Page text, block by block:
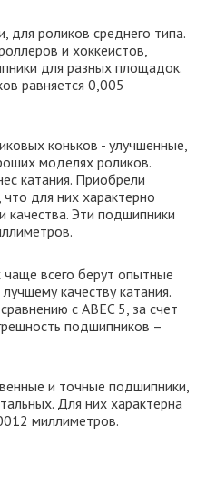
для роликов среднего типа.
и хоккеистов,
для разных площадок.
равняется 0,005
коньков - улучшенные,
моделях роликов.
катания. Приобрели
для них характерно
качества. Эти подшипники
всего берут опытные
качеству катания.
с ABEC 5, за счет
подшипников –
и точные подшипники,
Для них характерна
миллиметров.